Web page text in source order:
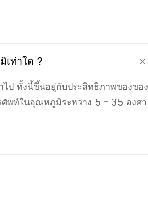
เท่าใด ?
ป ทั้งนี้ขึ้นอยู่กับประสิทธิภาพของของ
พท์ในอุณหภูมิระหว่าง 5 - 35 องศา